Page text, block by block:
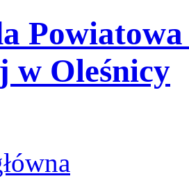
w Oleśnicy